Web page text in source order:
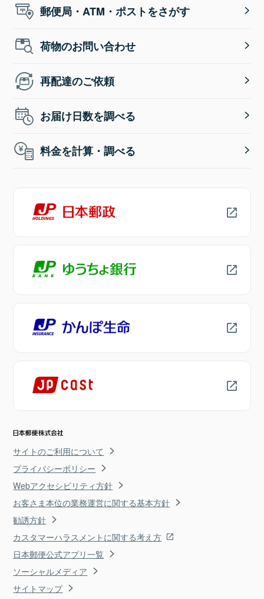
郵便局・ATM・ポストをさがす
荷物のお問い合わせ
再配達のご依頼
お届け日数を調べる
料金を計算・調べる
サイトのご利用について
プライバシーポリシー
Webアクセシビリティ方針
お客さま本位の業務運営に関する基本方針
勧誘方針
カスタマーハラスメントに関する考え方
日本郵便公式アプリ一覧
ソーシャルメディア
サイトマップ